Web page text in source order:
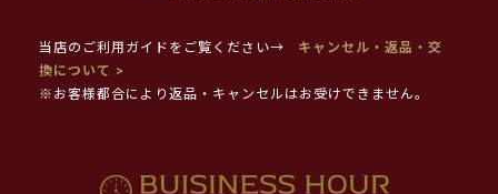
当店のご利用ガイドをご覧ください→
キャンセル・返品・交
換について >
※お客様都合により返品・キャンセルはお受けできません。